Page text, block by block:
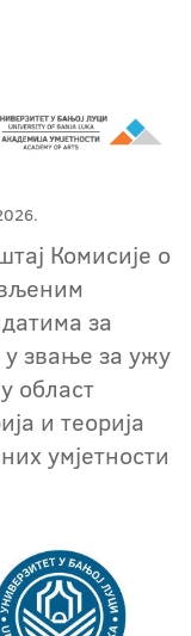
Комисије о
за
у звање за ужу
област
и теорија
умјетности